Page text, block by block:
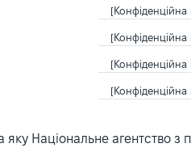
[Конфіденційна
[Конфіденційна
[Конфіденційна
[Конфіденційна
Національне агентство